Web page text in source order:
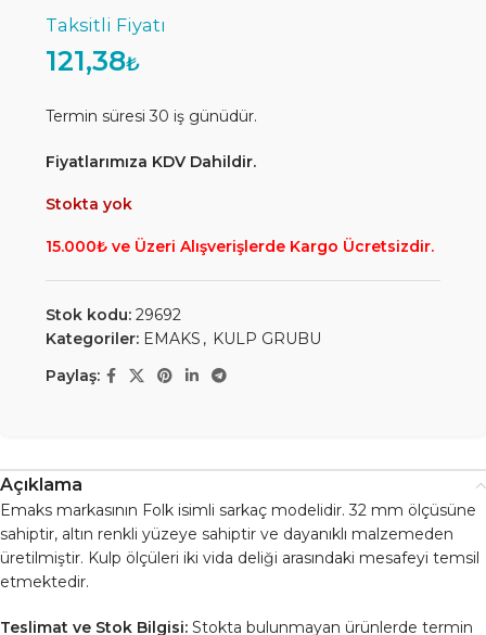
121,38₺
Termin süresi 30 iş günüdür.
Fiyatlarımıza KDV Dahildir.
Stokta yok
15.000₺ ve Üzeri Alışverişlerde Kargo Ücretsizdir.
Stok kodu: 29692
Kategoriler: EMAKS , KULP GRUBU
Paylaş:
Açıklama
Emaks markasının Folk isimli sarkaç modelidir. 32 mm ölçüsüne
sahiptir, altın renkli yüzeye sahiptir ve dayanıklı malzemeden
üretilmiştir. Kulp ölçüleri iki vida deliği arasındaki mesafeyi temsil
etmektedir.
Teslimat ve Stok Bilgisi: Stokta bulunmayan ürünlerde termin